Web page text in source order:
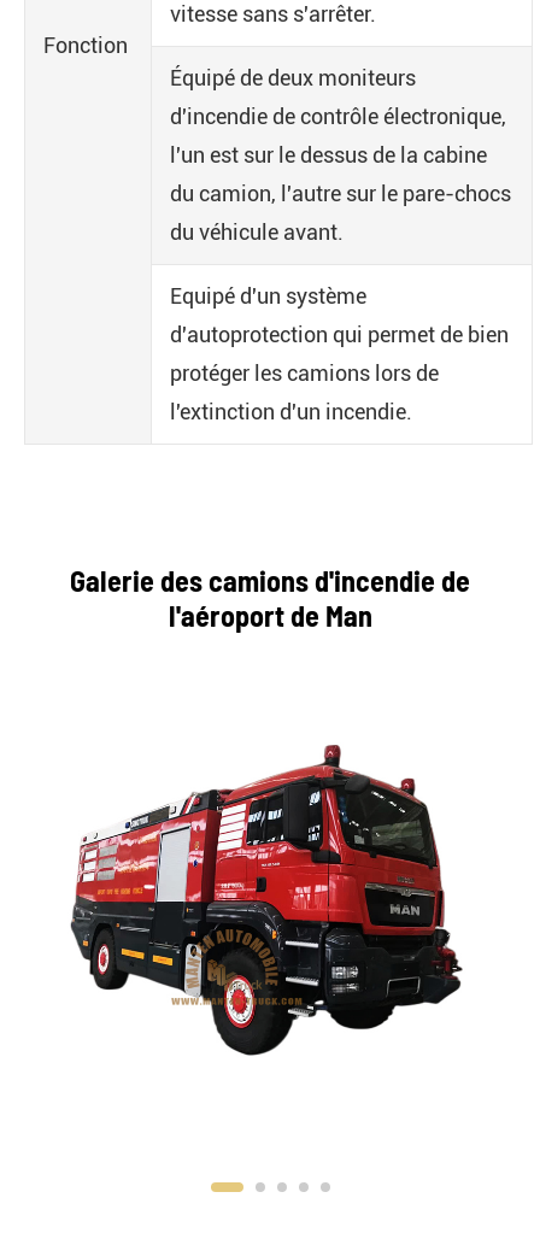
Fonction
vitesse sans s'arrêter.
Équipé de deux moniteurs
d'incendie de contrôle électronique,
l'un est sur le dessus de la cabine
du camion, l'autre sur le pare-chocs
du véhicule avant.
Equipé d'un système
d'autoprotection qui permet de bien
protéger les camions lors de
l'extinction d'un incendie.
Galerie des camions d'incendie de
l'aéroport de Man